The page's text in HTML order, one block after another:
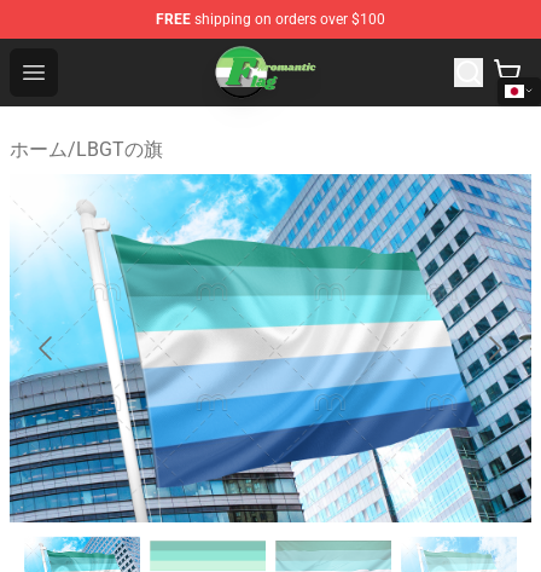
FREE shipping on orders over $100
Open menu
Aromantic Flag Shop - The Best Store of Aromantic Flag
ホーム/LBGTの旗